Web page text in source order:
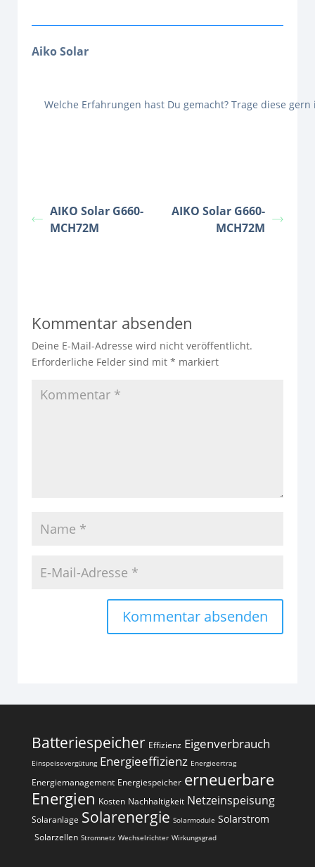
Aiko Solar
Welche Erfahrungen hast Du gemacht? Trage diese
AIKO Solar G660-
MCH72M
AIKO Solar G660-
MCH72M
Kommentar absenden
Deine E-Mail-Adresse wird nicht veröffentlicht.
Erforderliche Felder sind mit * markiert
Batteriespeicher Effizienz Eigenverbrauch
Einspeisevergütung Energieeffizienz Energieertrag
Energiemanagement Energiespeicher erneuerbare
Energien Kosten Nachhaltigkeit Netzeinspeisung
Solaranlage Solarenergie Solarmodule Solarstrom
Solarzellen Stromnetz Wechselrichter Wirkungsgrad